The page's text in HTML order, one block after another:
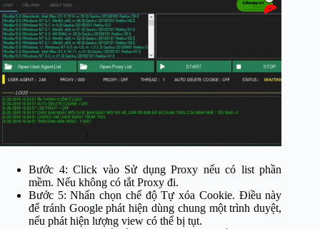
Bước 4: Click vào Sử dụng Proxy nếu có list phần
mềm. Nếu không có tắt Proxy đi.
Bước 5: Nhấn chọn chế độ Tự xóa Cookie. Điều này
để tránh Google phát hiện dùng chung một trình duyệt,
nếu phát hiện lượng view có thể bị tụt.